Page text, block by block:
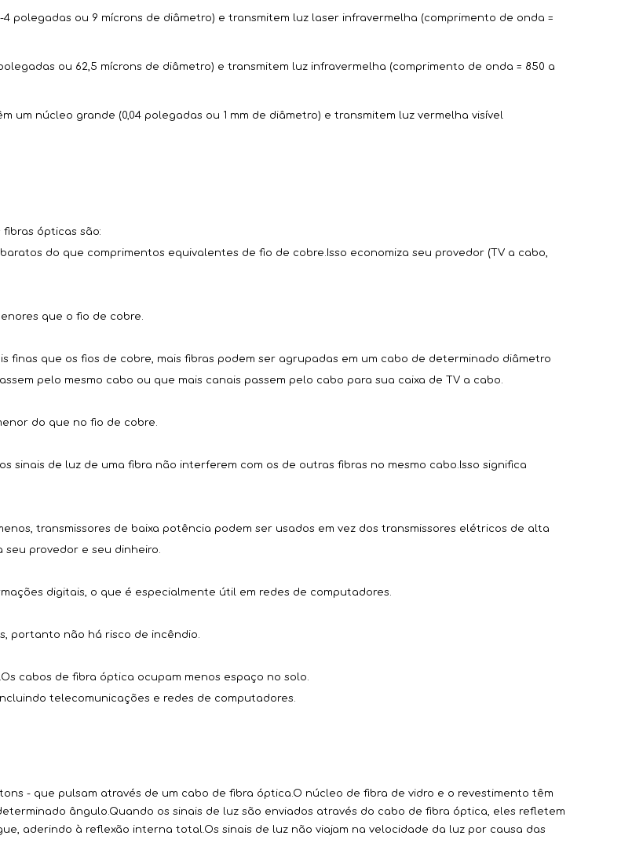
polegadas ou 9 mícrons de diâmetro) e transmitem luz laser infravermelha (comprimento de onda =
ou 62,5 mícrons de diâmetro) e transmitem luz infravermelha (comprimento de onda = 850 a
um núcleo grande (0,04 polegadas ou 1 mm de diâmetro) e transmitem luz vermelha visível
ópticas são:
do que comprimentos equivalentes de fio de cobre.Isso economiza seu provedor (TV a cabo,
que o fio de cobre.
finas que os fios de cobre, mais fibras podem ser agrupadas em um cabo de determinado diâmetro
pelo mesmo cabo ou que mais canais passem pelo cabo para sua caixa de TV a cabo.
do que no fio de cobre.
sinais de luz de uma fibra não interferem com os de outras fibras no mesmo cabo.Isso significa
transmissores de baixa potência podem ser usados ​​em vez dos transmissores elétricos de alta
seu provedor e seu dinheiro.
digitais, o que é especialmente útil em redes de computadores.
portanto não há risco de incêndio.
cabos de fibra óptica ocupam menos espaço no solo.
telecomunicações e redes de computadores.
- que pulsam através de um cabo de fibra óptica.O núcleo de fibra de vidro e o revestimento têm
ângulo.Quando os sinais de luz são enviados através do cabo de fibra óptica, eles refletem
aderindo à reflexão interna total.Os sinais de luz não viajam na velocidade da luz por causa das